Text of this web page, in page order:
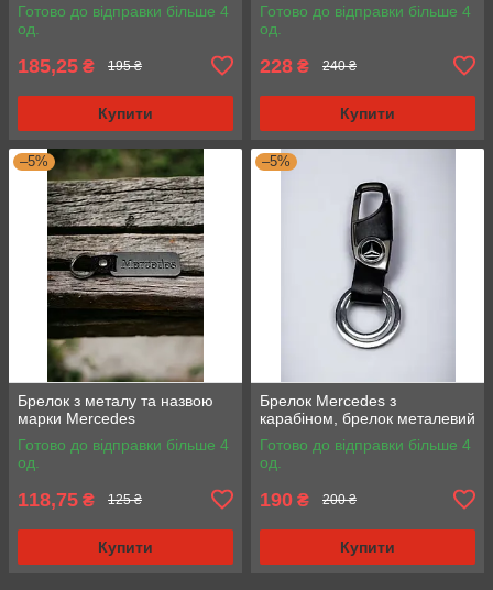
Готово до відправки більше 4
од.
185,25 ₴ 195 ₴
Купити
Готово до відправки більше 4
од.
228 ₴ 240 ₴
Купити
–5%
Брелок з металу та назвою
марки Mercedes
Готово до відправки більше 4
од.
118,75 ₴ 125 ₴
Купити
–5%
Брелок Mercedes з
карабіном, брелок металевий
Готово до відправки більше 4
од.
190 ₴ 200 ₴
Купити